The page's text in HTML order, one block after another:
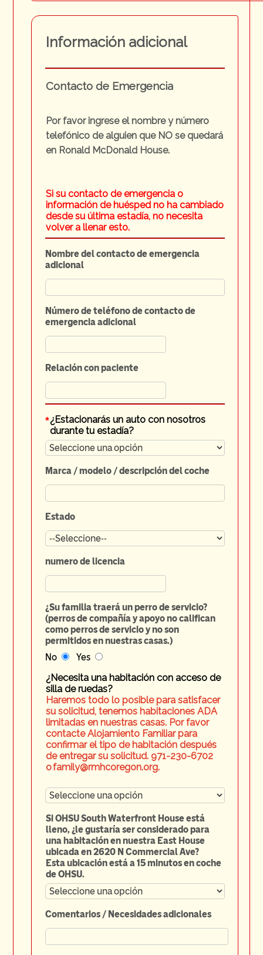
Información adicional
Contacto de Emergencia
Por favor ingrese el nombre y número
telefónico de alguien que NO se quedará
en Ronald McDonald House.
Si su contacto de emergencia o
información de huésped no ha cambiado
desde su última estadía, no necesita
volver a llenar esto.
Nombre del contacto de emergencia
adicional
Número de teléfono de contacto de
emergencia adicional
Relación con paciente
*¿Estacionarás un auto con nosotros
durante tu estadía?
Marca / modelo / descripción del coche
Estado
numero de licencia
¿Su familia traerá un perro de servicio?
(perros de compañía y apoyo no califican
como perros de servicio y no son
permitidos en nuestras casas.)
No
Yes
¿Necesita una habitacióncon acceso de
silla de ruedas?
Haremos todo lo posible para satisfacer
su solicitud, tenemos habitaciones ADA
limitadas en nuestras casas. Por favor
contacte Alojamiento Familiar para
confirmar el tipo de habitación después
de entregar su solicitud. 971-230-6702
o family@rmhcoregon.org.
Si OHSU South Waterfront House está
lleno, ¿le gustaría ser considerado para
una habitación en nuestra East House
ubicada en 2620 N Commercial Ave?
Esta ubicación está a 15 minutos en coche
de OHSU.
Comentarios / Necesidades adicionales